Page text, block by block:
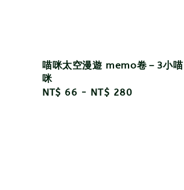
喵咪太空漫遊 memo卷－3小喵
咪
Regular
NT$ 66 - NT$ 280